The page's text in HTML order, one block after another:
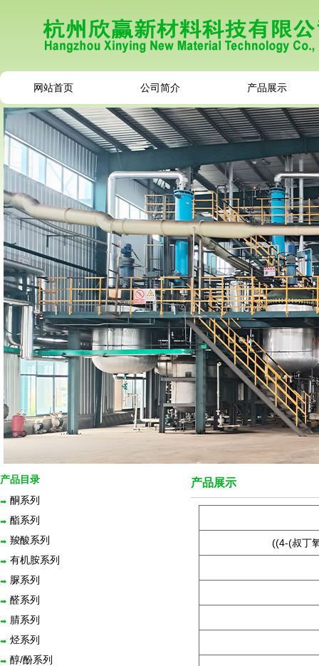
网站首页 公司简介 产品展示
产品目录
酮系列
酯系列
羧酸系列
有机胺系列
脲系列
醛系列
腈系列
烃系列
醇/酚系列
产品展示
((4-(叔丁